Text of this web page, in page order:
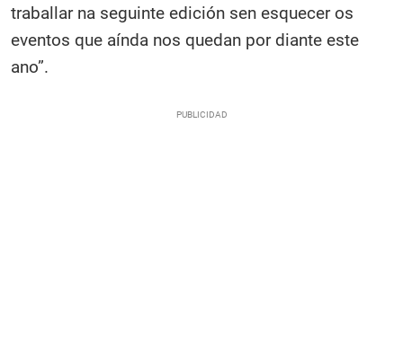
traballar na seguinte edición sen esquecer os
eventos que aínda nos quedan por diante este
ano”.